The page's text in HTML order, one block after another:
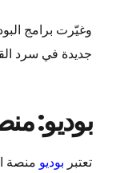
وغيّرت برامج
جديدة في سرد
بوديو:
تعتبر بوديو منصة